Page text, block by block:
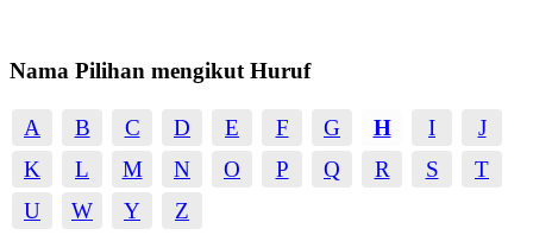
Nama Pilihan mengikut Huruf
A B C D E F G H I
J
K
L M N O P Q R S
T
U
W Y Z